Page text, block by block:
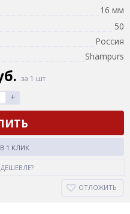
16 мм
50
Россия
Shampurs
за 1 шт
+
1 КЛИК
ОТЛОЖИТЬ